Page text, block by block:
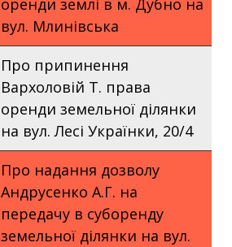
оренди землі в м. Дубно на
вул. Млинівська
Про припинення
Вархоловій Т. права
оренди земельної ділянки
на вул. Лесі Українки, 20/4
Про надання дозволу
Андрусенко А.Г. на
передачу в суборенду
земельної ділянки на вул.